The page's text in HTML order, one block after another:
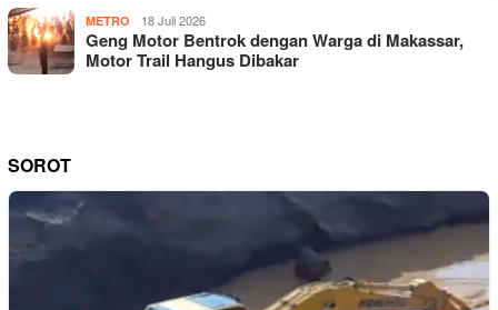
METRO 18 Juli 2026
Geng Motor Bentrok dengan Warga di Makassar,
Motor Trail Hangus Dibakar
SOROT